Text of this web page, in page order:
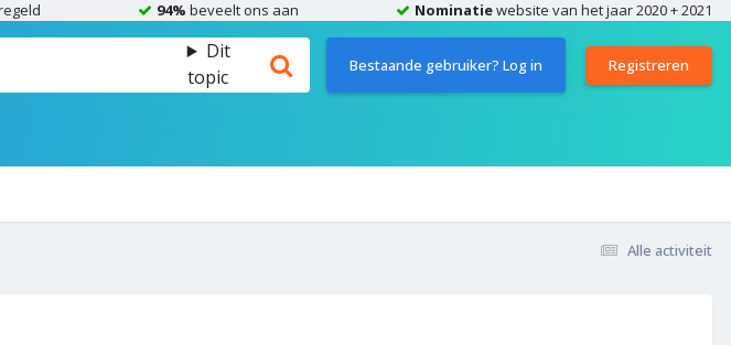
94% beveelt ons aan Nominatiewebsite van het jaar 2020 + 2021
Dit
topic
Bestaande gebruiker? Log in Registreren
Alle activiteit